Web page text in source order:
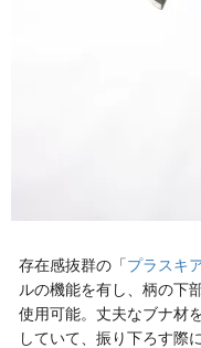
存在感抜群の「プラスキ
ルの機能を有し、柄の下
使用可能。丈夫なブナ材
していて、振り下ろす際